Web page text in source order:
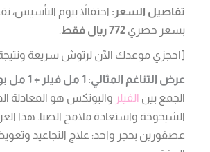
تفاصيل السعر:
بسعر حصري772 ريال فقط
.
[احجزي موعدك الآن لرتوش سريعة
عرض التناغم المثالي: 1 مل فيلر + 1 مل بوتكس
الجمع بين الفيلر والبوتكس هو المعادلة
الشيخوخة واستعادة ملامح الصبا. هذا
عصفورين بحجر واحد: علاج التجاعيد